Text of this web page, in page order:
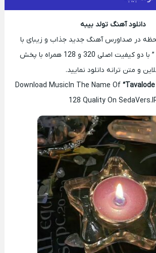
دانلود آهنگ تولد بیبه
لحظه در صداورس آهنگ جدید جذاب و زیبای با
عنوان “تولد بیبه ” با دو کیفیت اصلی 320 و 128 همراه با پخش
و متن ترانه دانلود نمایید.
Download Music In The Name Of “Tavalode
128 Quality On